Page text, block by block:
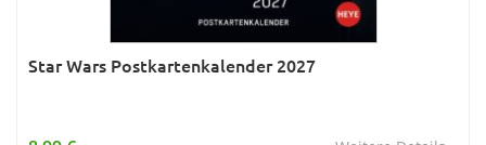
Star Wars Postkartenkalender 2027